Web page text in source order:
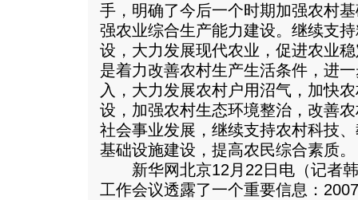
手，明确了今后一个时期加强农村
强农业综合生产能力建设。继续支
设，大力发展现代农业，促进农业
是着力改善农村生产生活条件，进
入，大力发展农村户用沼气，加快
设，加强农村生态环境整治，改善
社会事业发展，继续支持农村科技
基础设施建设，提高农民综合素质
新华网北京12月22日电（记者韩
工作会议透露了一个重要信息：